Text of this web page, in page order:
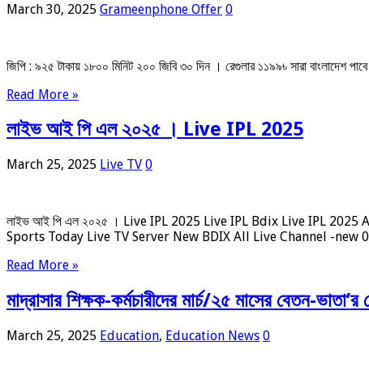
March 30, 2025 Grameenphone Offer 0
জিপি : ৯২৫ টাকায় ১৮০০ মিনিট ২০০ জিবি ৩০ দিন । রেগুলার ১১৯৯৳ সারা
Read More »
লাইভ আই পি এল ২০২৫ । Live IPL 2025
March 25, 2025 Live TV 0
লাইভ আই পি এল ২০২৫ । Live IPL 2025 Live IPL Bdix Live IPL
Sports Today Live TV Server New BDIX All Live Channel -new
Read More »
মাদ্রাসার শিক্ষক-কর্মচারীদের মার্চ/২৫ মাসের বেতন-
March 25, 2025 Education, Education News 0